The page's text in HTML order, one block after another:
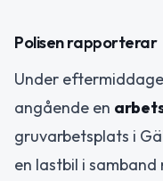
Polisen rapporterar
Under
angående en
gruvarbetsplats i
en lastbil i